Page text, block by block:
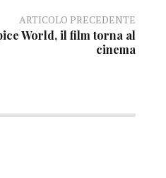
ARTICOLO PRECEDENTE
World, il film torna al
cinema